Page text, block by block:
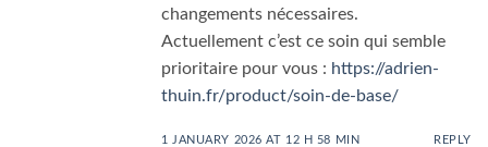
changements nécessaires.
Actuellement c’est ce soin qui semble
prioritaire pour vous : https://adrien-
thuin.fr/product/soin-de-base/
1 JANUARY 2026 AT 12 H 58 MIN REPLY